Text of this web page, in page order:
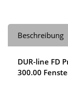
Beschreibung
DUR-line FD
300.00